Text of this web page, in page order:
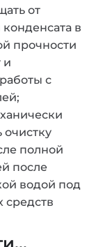
от
в
прочности
и
с
очистку
полной
после
водой под